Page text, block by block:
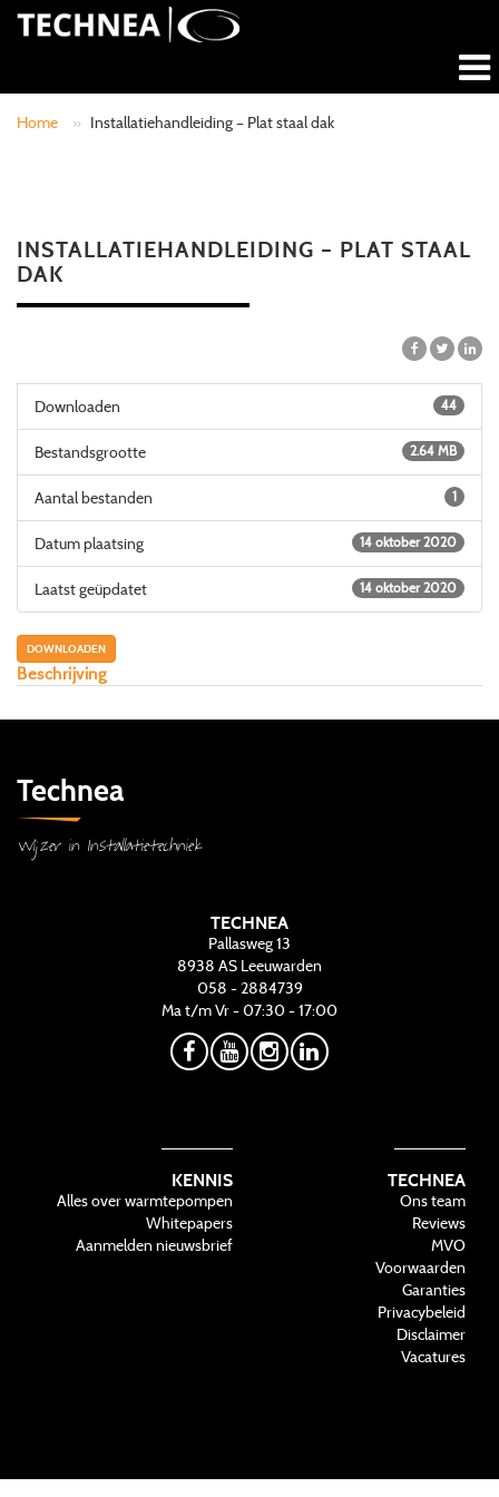
Home » Installatiehandleiding – Plat staal dak
INSTALLATIEHANDLEIDING – PLAT STAAL
DAK
Downloaden 44
Bestandsgrootte 2.64 MB
Aantal bestanden 1
Datum plaatsing 14 oktober 2020
Laatst geüpdatet 14 oktober 2020
DOWNLOADEN
Beschrijving
Technea
Wijzer in Installatietechniek
TECHNEA
Pallasweg 13
8938 AS Leeuwarden
058 - 2884739
Ma t/m Vr - 07:30 - 17:00
KENNIS
Alles over warmtepompen
Whitepapers
Aanmelden nieuwsbrief
TECHNEA
Ons team
Reviews
MVO
Voorwaarden
Garanties
Privacybeleid
Disclaimer
Vacatures